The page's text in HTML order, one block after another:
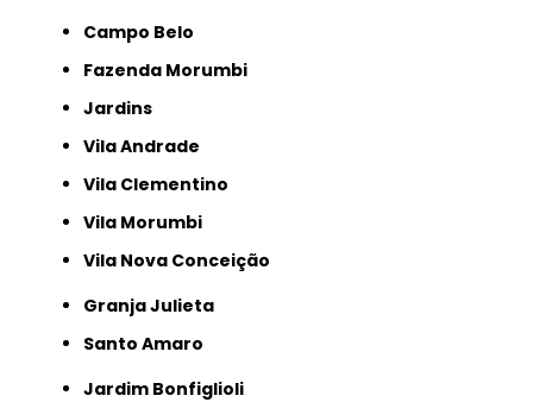
Campo Belo
Fazenda Morumbi
Jardins
Vila Andrade
Vila Clementino
Vila Morumbi
Vila Nova Conceição
Granja Julieta
Santo Amaro
Jardim Bonfiglioli